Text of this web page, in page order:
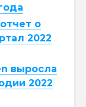
о
2022
выросла
2022